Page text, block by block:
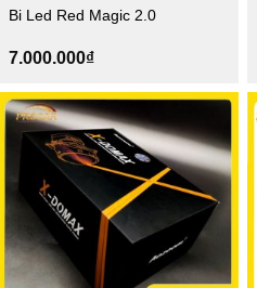
Bi Led Red Magic 2.0
7.000.000₫